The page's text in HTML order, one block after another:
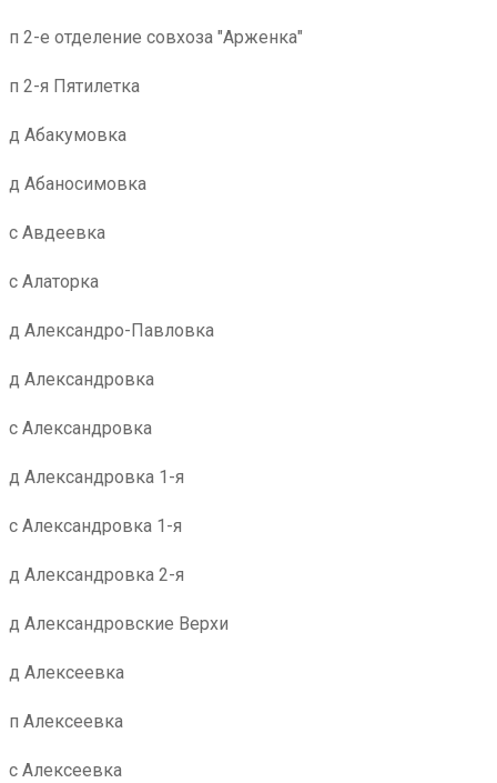
п 2-е отделение совхоза "Арженка"
п 2-я Пятилетка
д Абакумовка
д Абаносимовка
с Авдеевка
с Алаторка
д Александро-Павловка
д Александровка
с Александровка
д Александровка 1-я
с Александровка 1-я
д Александровка 2-я
д Александровские Верхи
д Алексеевка
п Алексеевка
с Алексеевка